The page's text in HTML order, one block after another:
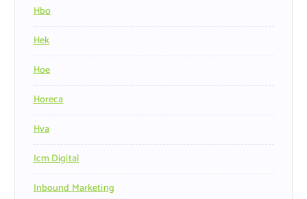
Hbo
Hek
Hoe
Horeca
Hva
Icm Digital
Inbound Marketing